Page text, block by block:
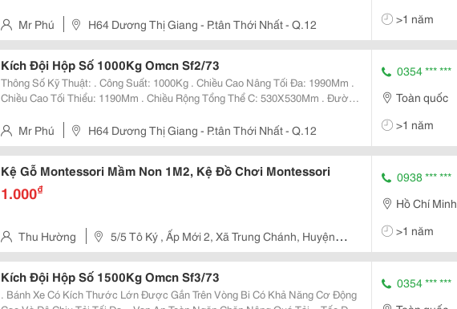
Điểm: -...
Mr Phú H64 Dương Thị Giang - P.tân Thới Nhất - Q.12
>1 năm
Kích Đội Hộp Số 1000Kg Omcn Sf2/73
Thông Số Kỹ Thuật: . Công Suất: 1000Kg . Chiều Cao Nâng Tối Đa: 1990Mm .
Chiều Cao Tối Thiểu: 1190Mm . Chiều Rộng Tổng Thể C: 530X530Mm . Đường
Xylanh Thủy Lực F: 35Mm . Trọng Lượng:...
Mr Phú H64 Dương Thị Giang - P.tân Thới Nhất - Q.12
0354 *** ***
Toàn quốc
>1 năm
Kệ Gỗ Montessori Mầm Non 1M2, Kệ Đồ Chơi Montessori
1.000₫
Thu Hường
5/5 Tô Ký , Ấp Mới 2, Xã Trung Chánh, Huyện
Hóc Môn, Tphcm
0938 *** ***
Hồ Chí Minh
>1 năm
Kích Đội Hộp Số 1500Kg Omcn Sf3/73
. Bánh Xe Có Kích Thước Lớn Được Gắn Trên Vòng Bi Có Khả Năng Cơ Động
0354 *** ***